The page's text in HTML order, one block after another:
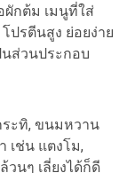
ผักต้ม เมนูที่ใส่
ปรตีนสูง ย่อยง่าย
ส่วนประกอบ
ะทิ, ขนมหวาน
เช่น แตงโม,
วนๆ เลี่ยงได้ก็ดี